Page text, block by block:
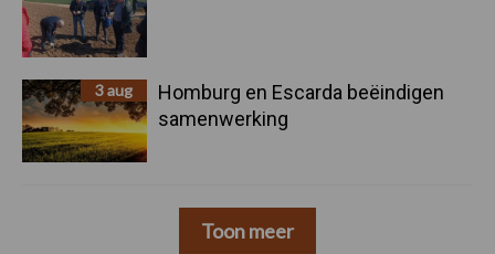
3 aug
Homburg en Escarda beëindigen
samenwerking
Toon meer